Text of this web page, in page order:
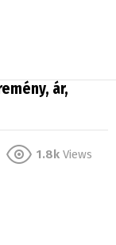
ár,
1.8k Views